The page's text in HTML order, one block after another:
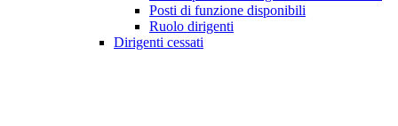
Posti di funzione disponibili
Ruolo dirigenti
Dirigenti cessati